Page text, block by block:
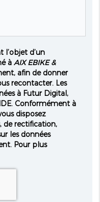
l’objet d’un
àAIX EBIKE &
afin de donner
recontacter. Les
à Futur Digital,
Conformément à
disposez
de rectification,
les données
Pour plus